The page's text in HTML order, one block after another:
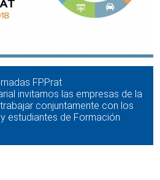
FP.Prat
invitamos las empresas de la
conjuntamente con los
estudiantes de Formación